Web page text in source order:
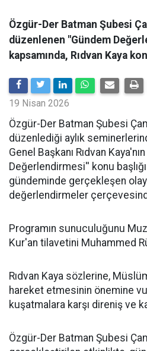
Özgür-Der Batman Şubesi
düzenlenen "Gündem
kapsamında, Rıdvan Kaya
19 Nisan 2026
​Özgür-Der Batman Şubesi
düzenlediği aylık
Genel Başkanı Rıdvan
Değerlendirmesi'' konu
gündeminde gerçekleşen
değerlendirmeler
Programın sunuculuğunu
Kur'an tilavetini Muhammed
Rıdvan Kaya sözlerine,
hareket etmesinin önemine
kuşatmalara karşı direniş ve
Özgür-Der Batman Şubesi